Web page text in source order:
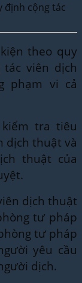
định cộng tác
theo quy
viên dịch
phạm vi cả
tra tiêu
dịch thuật và
thuật của
dịch thuật
tư pháp
tư pháp
yêu cầu
dịch.